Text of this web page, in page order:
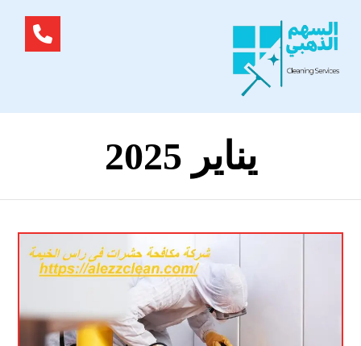
يناير 2025